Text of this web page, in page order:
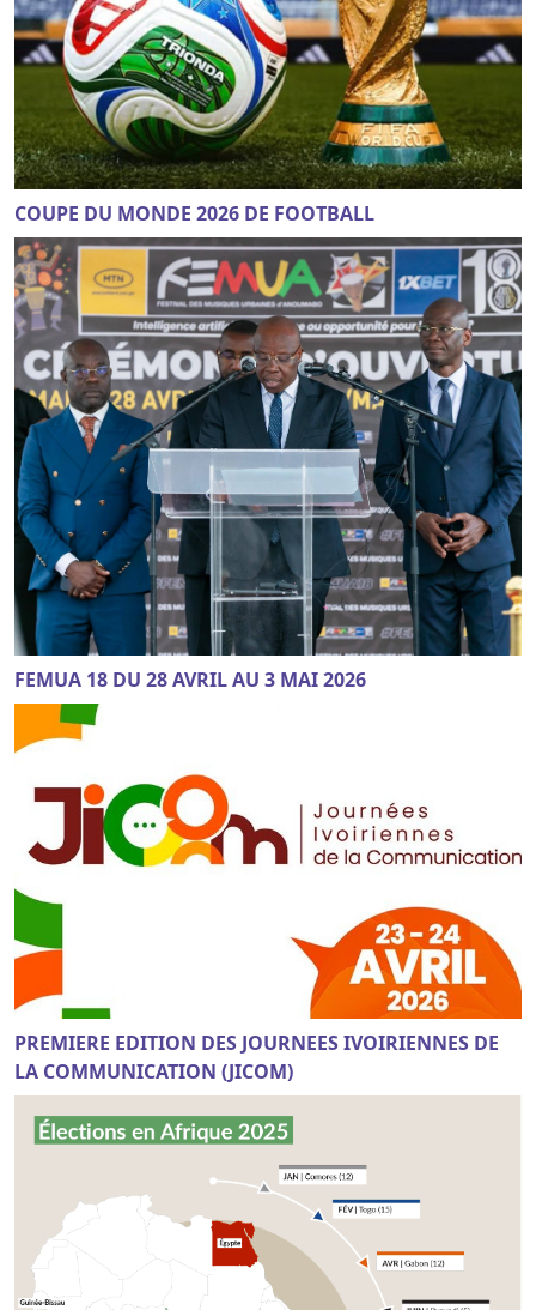
COUPE DU MONDE 2026 DE FOOTBALL
FEMUA 18 DU 28 AVRIL AU 3 MAI 2026
PREMIERE EDITION DES JOURNEES IVOIRIENNES DE
LA COMMUNICATION (JICOM)